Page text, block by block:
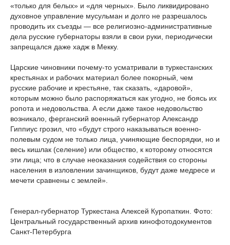
«только для белых» и «для черных». Было ликвидировано
духовное управление мусульман и долго не разрешалось
проводить их съезды — все религиозно-административные
дела русские губернаторы взяли в свои руки, периодически
запрещался даже хадж в Мекку.
Царские чиновники почему-то усматривали в туркестанских
крестьянах и рабочих материал более покорный, чем
русские рабочие и крестьяне, так сказать, «даровой»,
которым можно было распоряжаться как угодно, не боясь их
ропота и недовольства. А если даже такое недовольство
возникало, ферганский военный губернатор Александр
Гиппиус грозил, что «будут строго наказываться военно-
полевым судом не только лица, учиняющие беспорядки, но и
весь кишлак (селение) или общество, к которому относятся
эти лица; что в случае неоказания содействия со стороны
населения в изловлении зачинщиков, будут даже медресе и
мечети сравнены с землей».
Генерал-губернатор Туркестана Алексей Куропаткин. Фото:
Центральный государственный архив кинофотодокументов
Санкт-Петербурга